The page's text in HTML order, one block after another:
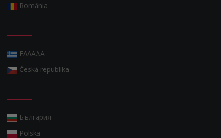
România
ΕΛΛΑΔΑ
Česká republika
България
Polska